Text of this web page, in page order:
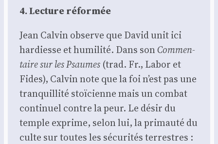
4. Lec­ture réfor­mée
Jean Cal­vin observe que David unit ici
har­diesse et humi­li­té. Dans sonCom­men­
taire sur les Psaumes (trad. Fr., Labor et
Fides), Cal­vin note que la foi n’est pas une
tran­quilli­té stoï­cienne mais un com­bat
conti­nuel contre la peur. Le désir du
temple exprime, selon lui, la pri­mau­té du
culte sur toutes les sécu­ri­tés ter­restres :